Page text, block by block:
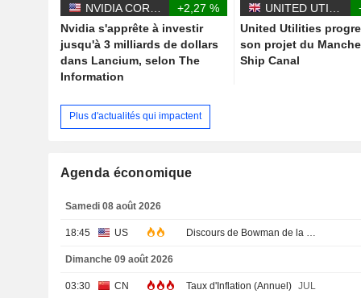
+2,27 %
Nvidia s'apprête à investir
jusqu'à 3 milliards de dollars
dans Lancium, selon The
Information
United Utilities
son projet du
Ship Canal
Plus d'actualités qui impactent
Agenda économique
Samedi 08 août 2026
18:45 US Discours de Bowman de la Fed
Dimanche 09 août 2026
03:30 CN Taux d'Inflation (Annuel) JUL